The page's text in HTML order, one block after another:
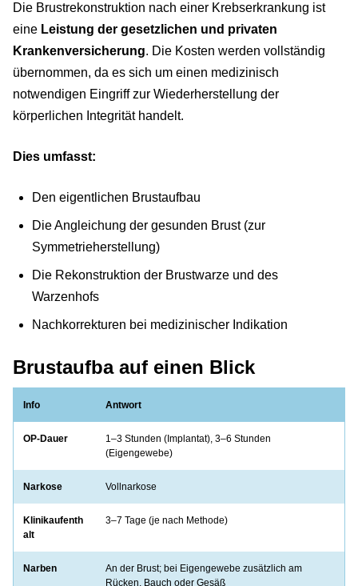
Die Brustrekonstruktion nach einer Krebserkrankung ist
eine Leistung der gesetzlichen und privaten
Krankenversicherung. Die Kosten werden vollständig
übernommen, da es sich um einen medizinisch
notwendigen Eingriff zur Wiederherstellung der
körperlichen Integrität handelt.
Dies umfasst:
Den eigentlichen Brustaufbau
Die Angleichung der gesunden Brust (zur
Symmetrieherstellung)
Die Rekonstruktion der Brustwarze und des
Warzenhofs
Nachkorrekturen bei medizinischer Indikation
Brustaufba auf einen Blick
Info Antwort
OP-Dauer
1–3 Stunden (Implantat), 3–6 Stunden
(Eigengewebe)
Narkose Vollnarkose
Klinikaufenth
alt
3–7 Tage (je nach Methode)
Narben
An der Brust; bei Eigengewebe zusätzlich am
Rücken, Bauch oder Gesäß